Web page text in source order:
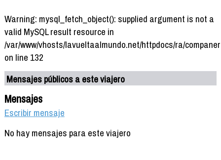
Warning: mysql_fetch_object(): supplied argument is not a
valid MySQL result resource in
/var/www/vhosts/lavueltaalmundo.net/httpdocs/ra/
on line 132
Mensajes públicos a este viajero
Mensajes
Escribir mensaje
No hay mensajes para este viajero